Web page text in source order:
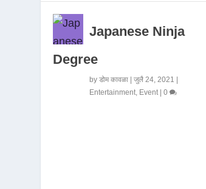
Japanese Ninja
Degree
byडोम कावळा |जुलै 24, 2021
Entertainment, Event|0